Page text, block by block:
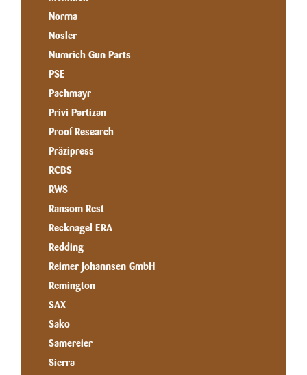
Norma
Nosler
Numrich Gun Parts
PSE
Pachmayr
Privi Partizan
Proof Research
Präzipress
RCBS
RWS
Ransom Rest
Recknagel ERA
Redding
Reimer Johannsen GmbH
Remington
SAX
Sako
Samereier
Sierra